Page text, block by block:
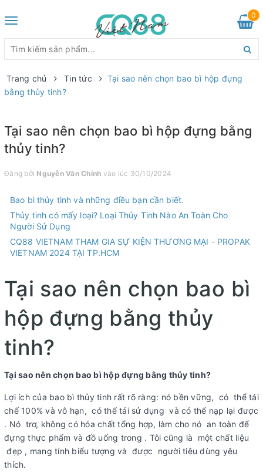
Toggle
0
Trang chủ Tin tức
Tại sao nên chọn bao bì hộp đựng
bằng thủy tinh?
Tại sao nên chọn bao bì hộp đựng bằng
thủy tinh?
Đăng bởi Nguyễn Văn Chính vào lúc 30/10/2024
Bao bì thủy tinh và những điều bạn cần biết.
Thủy tinh có mấy loại? Loại Thủy Tinh Nào An Toàn Cho
Người Sử Dụng
CQ88 VIETNAM THAM GIA SỰ KIỆN THƯƠNG MẠI - PROPAK
VIETNAM 2024 TẠI TP.HCM
Tại sao nên chọn bao bì
hộp đựng bằng thủy
tinh?
Tại sao nên chọn bao bì hộp đựng bằng thủy tinh?
Lợi ích của bao bì thủy tinh rất rõ ràng: nó bền vững, có thể tái
chế 100% và vô hạn, có thể tái sử dụng và có thể nạp lại được
. Nó trơ, không có hóa chất tổng hợp, làm cho nó an toàn để
đựng thực phẩm và đồ uống trong . Tôi cũng là một chất liệu
đẹp , mang tính biểu tượng và được người tiêu dùng yêu
thích.